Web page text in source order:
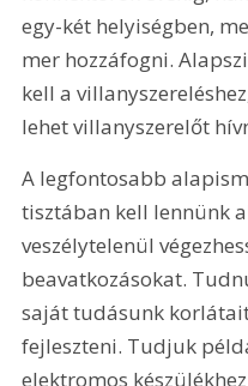
egy-két helyiségben,
mer hozzáfogni.
kell a
lehet villanyszerelőt
A legfontosabb
tisztában kell lennünk
veszélytelenül
beavatkozásokat.
saját tudásunk
fejleszteni. Tudjuk
elektromos